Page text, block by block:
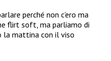
perché non c’ero ma
flirt soft, ma parliamo di
la mattina con il viso